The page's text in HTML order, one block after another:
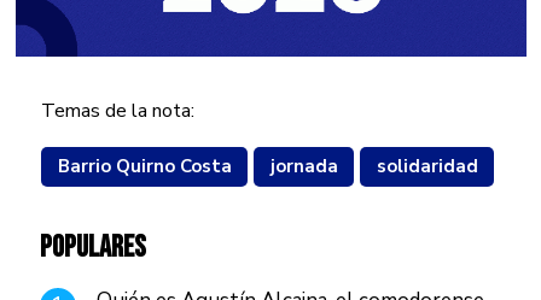
Temas de la nota:
Barrio Quirno Costa jornada solidaridad
POPULARES